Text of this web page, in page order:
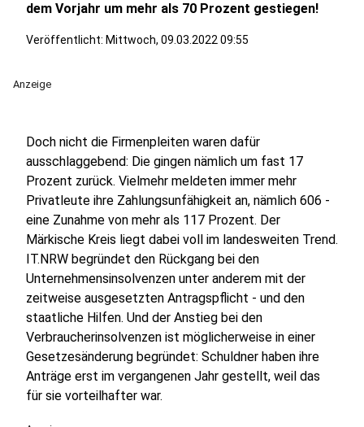
dem Vorjahr um mehr als 70 Prozent gestiegen!
Veröffentlicht: Mittwoch, 09.03.2022 09:55
Anzeige
Doch nicht die Firmenpleiten waren dafür
ausschlaggebend: Die gingen nämlich um fast 17
Prozent zurück. Vielmehr meldeten immer mehr
Privatleute ihre Zahlungsunfähigkeit an, nämlich 606 -
eine Zunahme von mehr als 117 Prozent. Der
Märkische Kreis liegt dabei voll im landesweiten Trend.
IT.NRW begründet den Rückgang bei den
Unternehmensinsolvenzen unter anderem mit der
zeitweise ausgesetzten Antragspflicht - und den
staatliche Hilfen. Und der Anstieg bei den
Verbraucherinsolvenzen ist möglicherweise in einer
Gesetzesänderung begründet: Schuldner haben ihre
Anträge erst im vergangenen Jahr gestellt, weil das
für sie vorteilhafter war.